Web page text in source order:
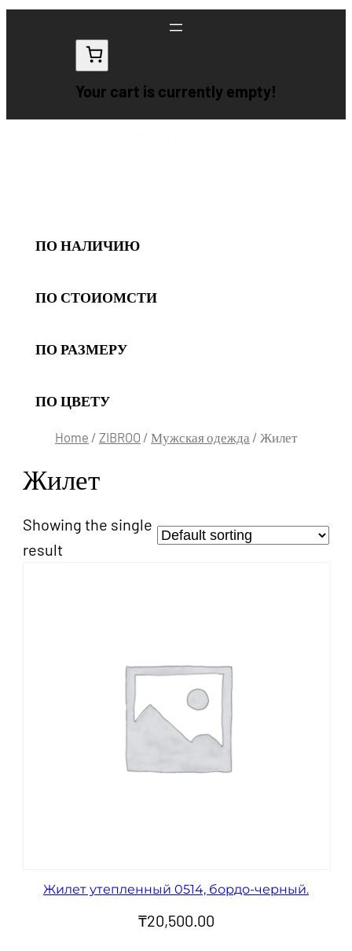
содержимому
Your cart is currently empty!
ПО НАЛИЧИЮ
ПО СТОИОМСТИ
ПО РАЗМЕРУ
ПО ЦВЕТУ
Home / ZIBROO / Мужская одежда / Жилет
Жилет
Showing the single
result
Жилет утепленный 0514, бордо-черный.
₸20,500.00